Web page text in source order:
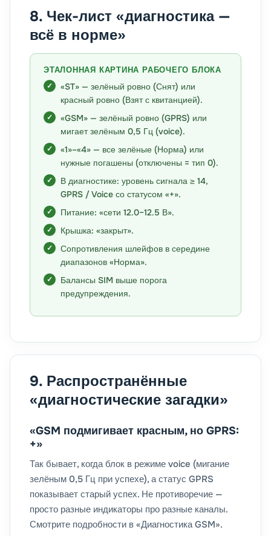
8. Чек-лист «диагностика —
всё в норме»
ЭТАЛОННАЯ КАРТИНА РАБОЧЕГО БЛОКА
«ST» — зелёный ровно (Снят) или
красный ровно (Взят с квитанцией).
«GSM» — зелёный ровно (GPRS) или
мигает зелёным 0,5 Гц (voice).
«1»–«4» — все зелёные (Норма) или
нужные погашены (отключены = тип 0).
В диагностике: уровень сигнала ≥ 14,
GPRS / Voice со статусом «+».
Питание: «сети 12.0–12.5 В».
Крышка: «закрыт».
Сопротивления шлейфов в середине
диапазонов «Норма».
Балансы SIM выше порога
предупреждения.
9. Распространённые
«диагностические загадки»
«GSM подмигивает красным, но GPRS:
+»
Так бывает, когда блок в режиме voice (мигание
зелёным 0,5 Гц при успехе), а статус GPRS
показывает старый успех. Не противоречие —
просто разные индикаторы про разные каналы.
Смотрите подробности в «Диагностика GSM».